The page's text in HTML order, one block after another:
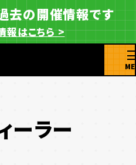
去の開催情報です
報はこちら >
ーラー